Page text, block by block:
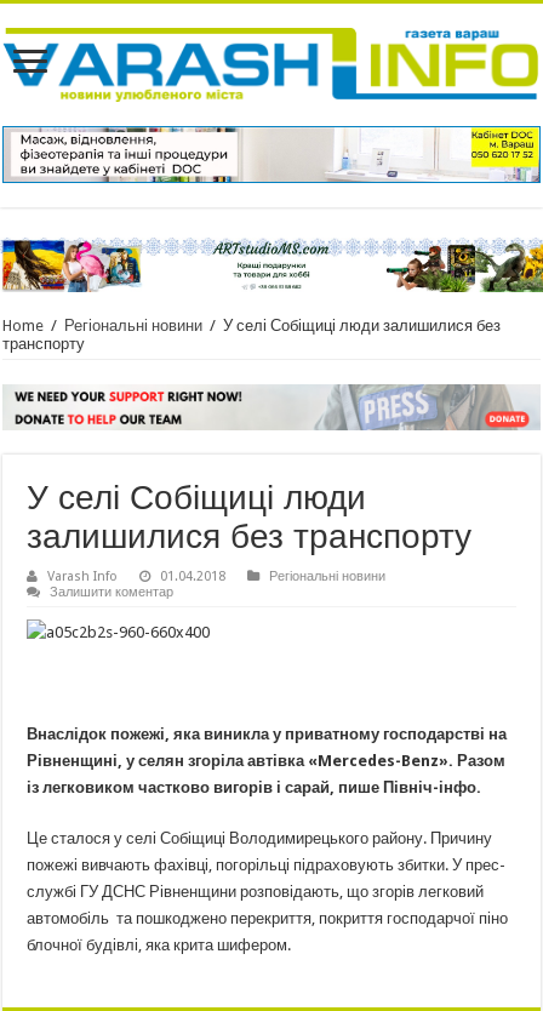
Home / Регіональні новини / У селі Собіщиці люди залишилися без
транспорту
У селі Собіщиці люди
залишилися без транспорту
Varash Info 01.04.2018
Регіональні новини
Залишити коментар
Внаслідок пожежі, яка виникла у приватному господарстві на
Рівненщині, у селян згоріла автівка «Mercedes-Benz». Разом
із легковиком частково вигорів і сарай, пише Північ-інфо.
Це сталося у селі Собіщиці Володимирецького району. Причину
пожежі вивчають фахівці, погорільці підраховують збитки. У прес-
службі ГУ ДСНС Рівненщини розповідають, що згорів легковий
автомобіль та пошкоджено перекриття, покриття господарчої піно
блочної будівлі, яка крита шифером.